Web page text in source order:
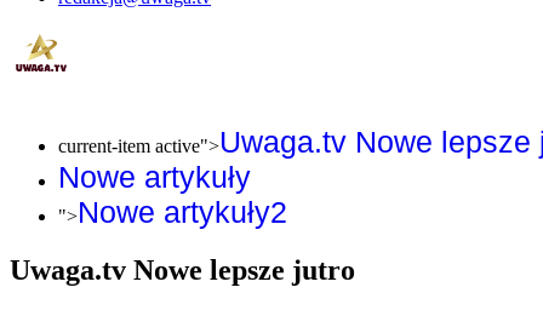
current-item active">Uwaga.tv Nowe lepsze
Nowe artykuły
">Nowe artykuły2
Uwaga.tv Nowe lepsze jutro